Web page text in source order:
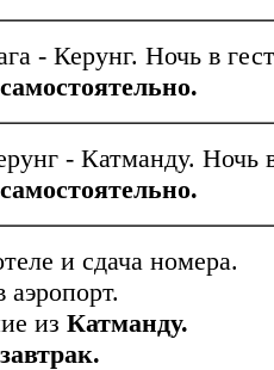
- Керунг. Ночь в
- Катманду. Ночь
и сдача номера.
аэропорт.
из Катманду.